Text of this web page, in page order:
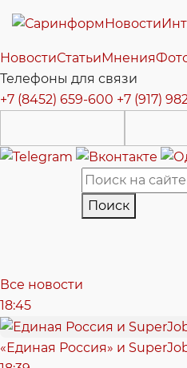
Новости
НовостиСтатьиМнения
Телефоны для связи
+7 (8452) 659-600 +7 (917)
Поиск
Все новости
18:45
«Единая Россия» и